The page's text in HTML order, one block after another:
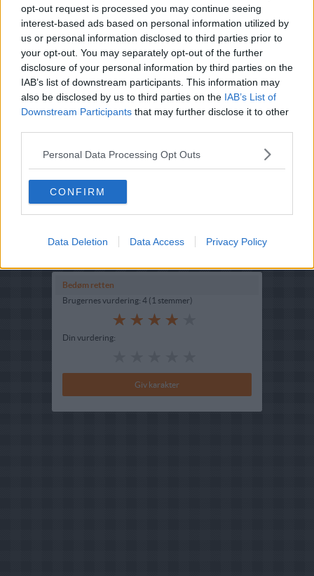
opt-out request is processed you may continue seeing
interest-based ads based on personal information utilized by
us or personal information disclosed to third parties prior to
your opt-out. You may separately opt-out of the further
disclosure of your personal information by third parties on the
IAB’s list of downstream participants. This information may
also be disclosed by us to third parties on the IAB’s List of
Downstream Participants that may further disclose it to other
Personal Data Processing Opt Outs
CONFIRM
Data Deletion Data Access Privacy Policy
Opskriftsinfo
Hovedretter
Hovedingrediens :
Bedøm retten
Brugernes vurdering: 4 (1 stemmer)
Din vurdering: